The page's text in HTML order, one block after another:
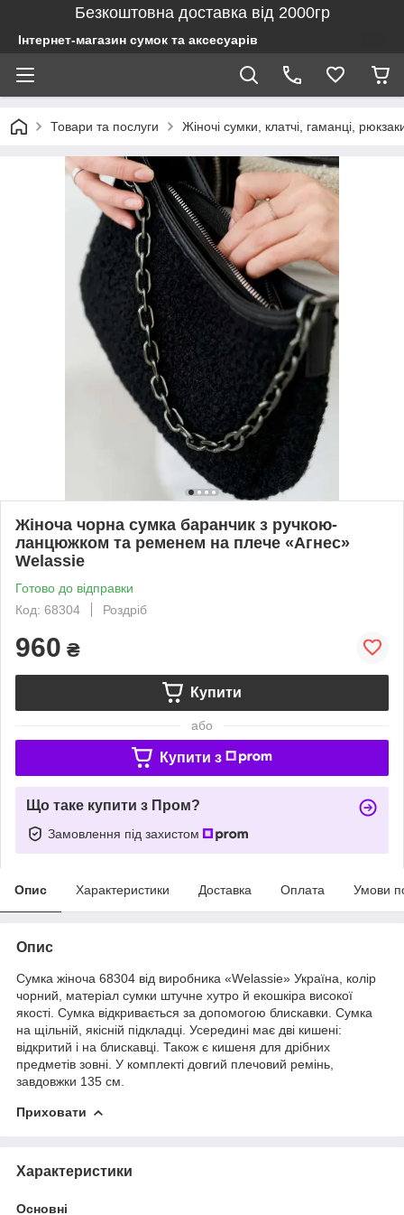
Безкоштовна доставка від 2000гр
Інтернет-магазин сумок та аксесуарів
Товари та послуги Жіночі сумки, клатчі, гаманці,
Жіноча чорна сумка баранчик з ручкою-
ланцюжком та ременем на плече «Агнес»
Welassie
Готово до відправки
Код: 68304
Роздріб
960 ₴
Купити
або
Купити з
Що таке купити з Пром?
Замовлення під захистом
Опис Характеристики Доставка Оплата Умови
Опис
Сумка жіноча 68304 від виробника «Welassie» Україна, колір
чорний, матеріал сумки штучне хутро й екошкіра високої
якості. Сумка відкривається за допомогою блискавки. Сумка
на щільній, якісній підкладці. Усередині має дві кишені:
відкритий і на блискавці. Також є кишеня для дрібних
предметів зовні. У комплекті довгий плечовий ремінь,
завдовжки 135 см.
Приховати
Характеристики
Основні